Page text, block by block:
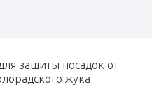
защиты посадок от
жука